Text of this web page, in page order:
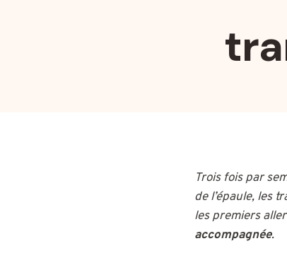
Trois fois par
de l’épaule, les
les premiers
accompagnée.